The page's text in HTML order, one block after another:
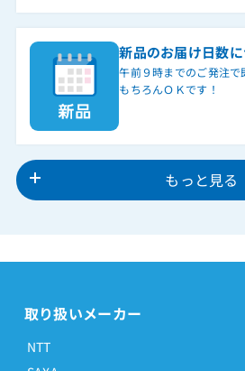
新品のお届け日数
午前９時までのご発注
もちろんＯＫです！
もっと見る
取り扱いメーカー
NTT